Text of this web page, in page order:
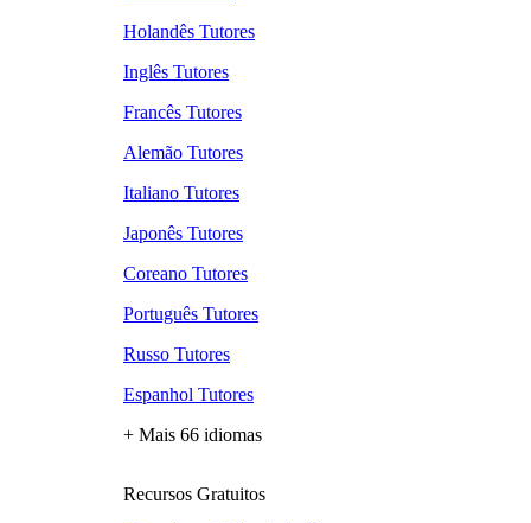
Holandês Tutores
Inglês Tutores
Francês Tutores
Alemão Tutores
Italiano Tutores
Japonês Tutores
Coreano Tutores
Português Tutores
Russo Tutores
Espanhol Tutores
+ Mais 66 idiomas
Recursos Gratuitos